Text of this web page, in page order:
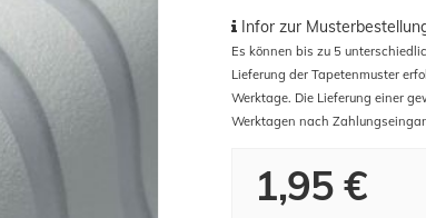
Infor zur
Es können bis zu 5
Lieferung der Tapetenmuster
Werktage. Die Lieferung einer
Werktagen nach
1,95 €